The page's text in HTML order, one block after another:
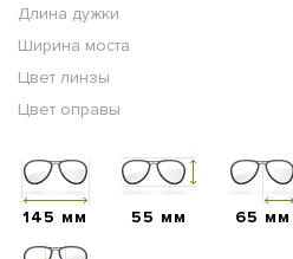
Длина дужки
Ширина моста
Цвет линзы
Цвет оправы
145 мм 55 мм 65 мм